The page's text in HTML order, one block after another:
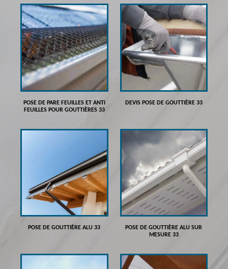
POSE DE PARE FEUILLES ET ANTI
FEUILLES POUR GOUTTIÈRES 33
DEVIS POSE DE GOUTTIÈRE 33
POSE DE GOUTTIÈRE ALU 33
POSE DE GOUTTIÈRE ALU SUR
MESURE 33